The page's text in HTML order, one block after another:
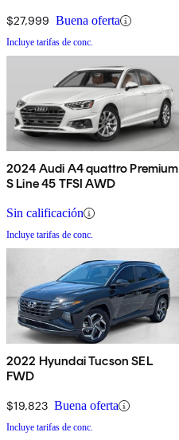
$27,999 Buena oferta
Incluye tarifas de conc.
2024 Audi A4 quattro Premium
S Line 45 TFSI AWD
Sin calificación
Incluye tarifas de conc.
2022 Hyundai Tucson SEL
FWD
$19,823 Buena oferta
Incluye tarifas de conc.